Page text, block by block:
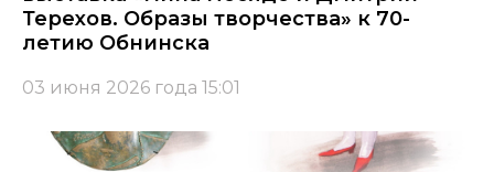
Терехов. Образы творчества» к 70-
летию Обнинска
03 июня 2026 года 15:01